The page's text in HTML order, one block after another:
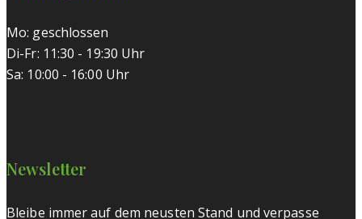
Mo: geschlossen
Di-Fr: 11:30 - 19:30 Uhr
Sa: 10:00 - 16:00 Uhr
Newsletter
Bleibe immer auf dem neusten Stand und verpasse